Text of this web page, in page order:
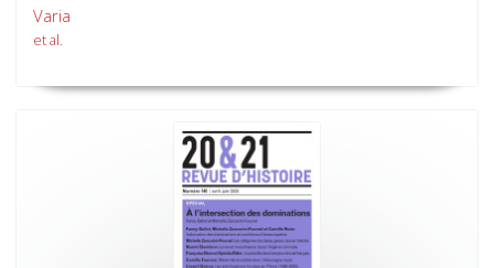
Varia
et al.